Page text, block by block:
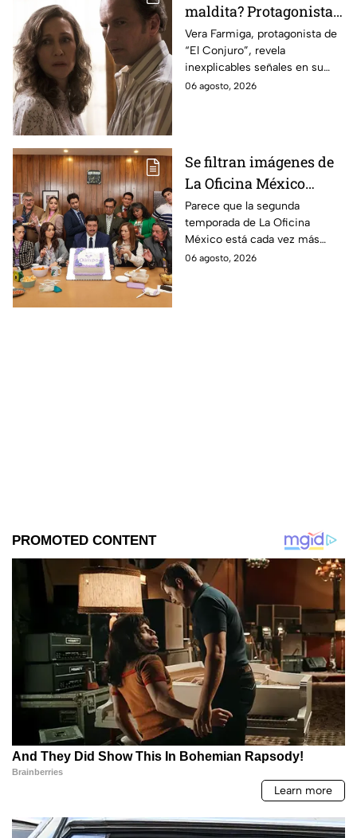
maldita? Protagonista
revela INQUIETANTES
señales en su cuerpo
durante la grabación de
la película
Vera Farmiga, protagonista de
“El Conjuro”, revela
inexplicables señales en su
cuerpo durante el rodaje de la
06 agosto, 2026
Se filtran imágenes de
La Oficina México
temporada 2 y un
detalle desata teorías
entre los fans
Parece que la segunda
temporada de La Oficina
México está cada vez más
cerca, pues el elenco ya se
06 agosto, 2026